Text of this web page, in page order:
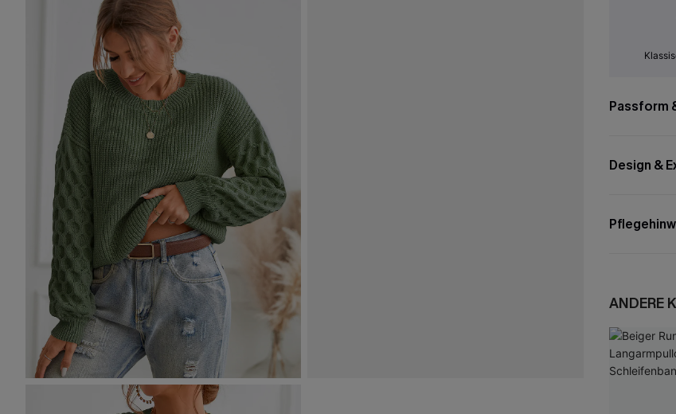
Passform
Design &
ANDERE